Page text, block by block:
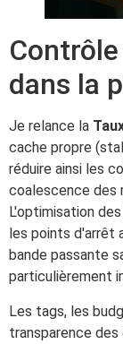
dans la
Je relance la
cache propre
réduire ainsi les
coalescence des
L'optimisation
les points d'arrêt
bande passante
particulièrement
Les tags, les
transparence